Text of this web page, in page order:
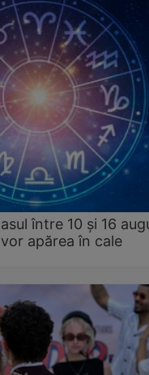
între 10 și 16
apărea în cale